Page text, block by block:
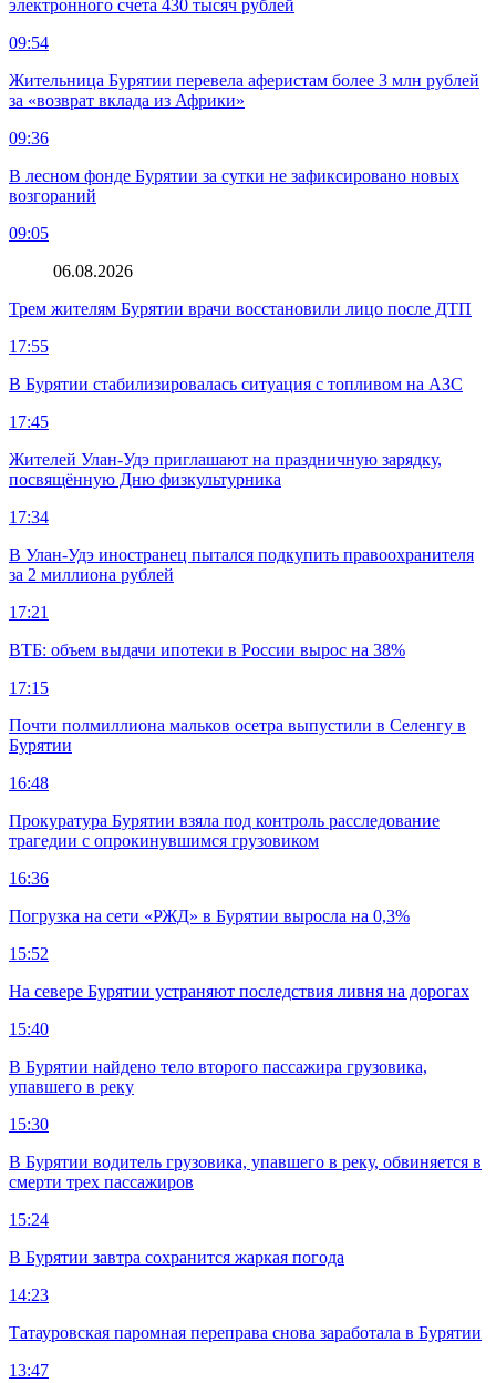
электронного счета 430 тысяч рублей
09:54
Жительница Бурятии перевела аферистам более 3 млн рублей
за «возврат вклада из Африки»
09:36
В лесном фонде Бурятии за сутки не зафиксировано новых
возгораний
09:05
06.08.2026
Трем жителям Бурятии врачи восстановили лицо после ДТП
17:55
В Бурятии стабилизировалась ситуация с топливом на АЗС
17:45
Жителей Улан-Удэ приглашают на праздничную зарядку,
посвящённую Дню физкультурника
17:34
В Улан-Удэ иностранец пытался подкупить правоохранителя
за 2 миллиона рублей
17:21
ВТБ: объем выдачи ипотеки в России вырос на 38%
17:15
Почти полмиллиона мальков осетра выпустили в Селенгу в
Бурятии
16:48
Прокуратура Бурятии взяла под контроль расследование
трагедии с опрокинувшимся грузовиком
16:36
Погрузка на сети «РЖД» в Бурятии выросла на 0,3%
15:52
На севере Бурятии устраняют последствия ливня на дорогах
15:40
В Бурятии найдено тело второго пассажира грузовика,
упавшего в реку
15:30
В Бурятии водитель грузовика, упавшего в реку, обвиняется в
смерти трех пассажиров
15:24
В Бурятии завтра сохранится жаркая погода
14:23
Татауровская паромная переправа снова заработала в Бурятии
13:47